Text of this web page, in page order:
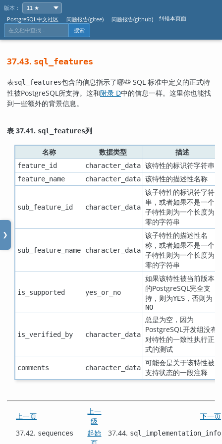
版本：
PostgreSQL中文社区
问题报告(gitee) 问题报告(github) 纠错本页面
搜索
❯
37.43. sql_features
表sql_features包含的信息指示了哪些 SQL 标准中定义的正式特
性被PostgreSQL所支持。这和附录 D中的信息一样。这里你也能找
到一些额外的背景信息。
表 37.41. sql_features列
名称 数据类型 描述
feature_id character_data 该特性的标识符字符串
feature_name character_data 该特性的描述性名称
sub_feature_id character_data
该子特性的标识符字符
串，或者如果不是一个
子特性则为一个长度为
零的字符串
sub_feature_name character_data
该子特性的描述性名
称，或者如果不是一个
子特性则为一个长度为
零的字符串
is_supported yes_or_no
如果该特性被当前版本
的PostgreSQL完全支
持，则为YES，否则为
NO
is_verified_by character_data
总是为空，因为
PostgreSQL开发组没有
对特性的一致性执行正
式的测试
comments character_data
可能会是关于该特性被
支持状态的一段注释
上一页
上一
级
下一页
37.42. sequences
起始
37.44. sql_implementation_info